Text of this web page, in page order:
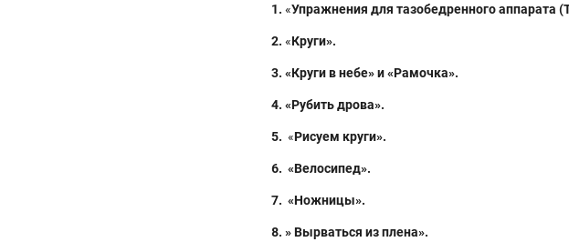
1. «Упражнения для тазобедренного аппарата
2. «Круги».
3. «Круги в небе» и «Рамочка».
4. «Рубить дрова».
5. «Рисуем круги».
6. «Велосипед».
7. «Ножницы».
8. »Вырваться из плена».